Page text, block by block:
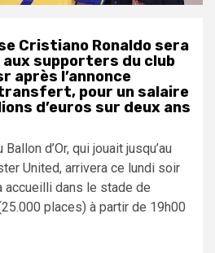
Cristiano Ronaldo sera
supporters du club
après l’annonce
pour un salaire
d’euros sur deux ans
d’Or, qui jouait jusqu’au
United, arrivera ce lundi soir
accueilli dans le stade de
places) à partir de 19h00